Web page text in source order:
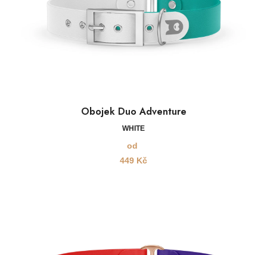
Obojek Duo Adventure
WHITE
od
449 Kč